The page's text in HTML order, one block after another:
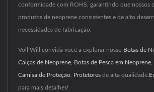
conformidade com ROHS, garantindo que nossos
produtos de neoprene consistentes e de alto
necessidades de fabricação.
Voll Will convida você a explorar nosso Botas de
Calças de Neoprene, Botas de Pesca em Neoprene,
Camisa de Proteção, Protetores de alta qualidade.
para mais detalhes!